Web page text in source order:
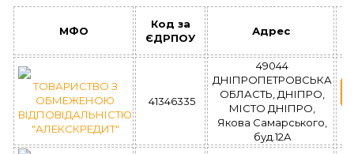
МФО
Код за
ЄДРПОУ
Адрес
ТОВАРИСТВО З
ОБМЕЖЕНОЮ
ВІДПОВІДАЛЬНІСТЮ
"АЛЕКСКРЕДИТ"
41346335
49044
ДНІПРОПЕТРОВСЬКА
ОБЛАСТЬ, ДНІПРО,
МІСТО ДНІПРО,
Якова Самарського,
буд.12А